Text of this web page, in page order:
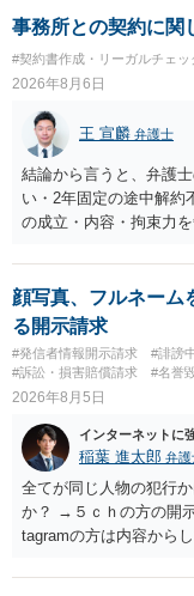
事務所との契約に関
#契約書作成・リーガルチェッ
2026年8月6日
王 宣麟 弁護士
結論から言うと、弁護
い・2年固定の途中解約
の成立・内容・拘束力
みてはいかがでしょう
であれば）書面で退所
顔写真、フルネーム
る開示請求
#発信者情報開示請求 #誹謗
#訴訟・損害賠償請求
#名誉
2026年8月5日
インターネットに
稲葉 進太郎 弁護
全てが同じ人物の犯行
か？ →５ｃｈの方の開
tagramの方は内容から
いでしょう。７月中に